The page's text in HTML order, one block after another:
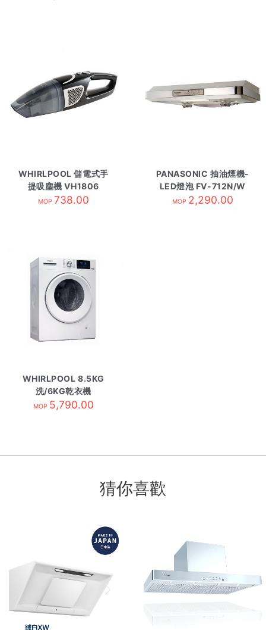
WHIRLPOOL 儲電式手
提吸塵機 VH1806
MOP 738.00
PANASONIC 抽油煙機-
LED燈泡 FV-712N/W
白
MOP 2,290.00
WHIRLPOOL 8.5KG
洗/6KG乾衣機
WRAL856411
MOP 5,790.00
猜你喜歡